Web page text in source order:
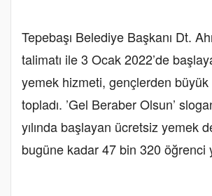
Tepebaşı Belediye Başkanı Dt.
talimatı ile 3 Ocak 2022’de
yemek hizmeti, gençlerden
topladı. ’Gel Beraber Olsun’
yılında başlayan ücretsiz yemek
bugüne kadar 47 bin 320 öğrenci